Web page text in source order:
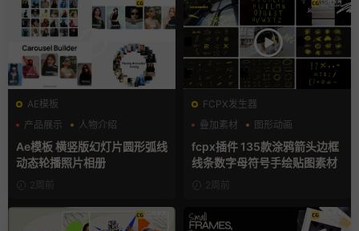
AE模板
产品展示
人物介绍
团队介绍
Ae模板 横竖版幻灯片圆形弧线
动态轮播照片相册
2周前
FCPX发生器
叠加素材
图形动画
手绘风
fcpx插件 135款涂鸦箭头边框
线条数字母符号手绘贴图素材
2周前